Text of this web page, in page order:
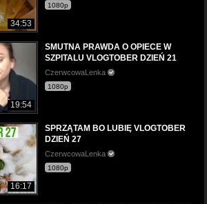
34:53
1080p
19:54
SMUTNA PRAWDA O OPIECE W
SZPITALU VLOGTOBER DZIEŃ 21
CzerwcowaLenka
1080p
16:17
SPRZĄTAM BO LUBIĘ VLOGTOBER
DZIEŃ 27
CzerwcowaLenka
1080p